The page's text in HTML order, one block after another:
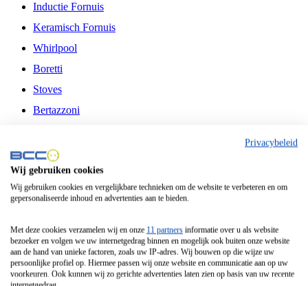
Inductie Fornuis
Keramisch Fornuis
Whirlpool
Boretti
Stoves
Bertazzoni
Fitelli
Airfryer
Frituurpan
Contactgrill
Broodbakmachine
Broodrooster
Privacybeleid
Wij gebruiken cookies
Wij gebruiken cookies en vergelijkbare technieken om de website te verbeteren en om
gepersonaliseerde inhoud en advertenties aan te bieden.
Met deze cookies verzamelen wij en onze 11 partners informatie over u als website
bezoeker en volgen we uw internetgedrag binnen en mogelijk ook buiten onze website
aan de hand van unieke factoren, zoals uw IP-adres. Wij bouwen op die wijze uw
persoonlijke profiel op. Hiermee passen wij onze website en communicatie aan op uw
voorkeuren. Ook kunnen wij zo gerichte advertenties laten zien op basis van uw recente